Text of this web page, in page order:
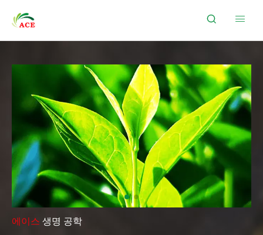
 
에이스 생명 공학